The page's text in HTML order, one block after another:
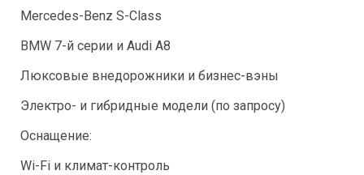
Mercedes-Benz S-Class
BMW 7-й серии и Audi A8
Люксовые внедорожники и бизнес-вэны
Электро- и гибридные модели (по запросу)
Оснащение:
Wi-Fi и климат-контроль